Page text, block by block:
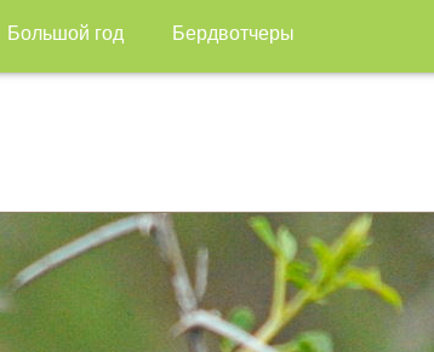
Большой год Бердвотчеры